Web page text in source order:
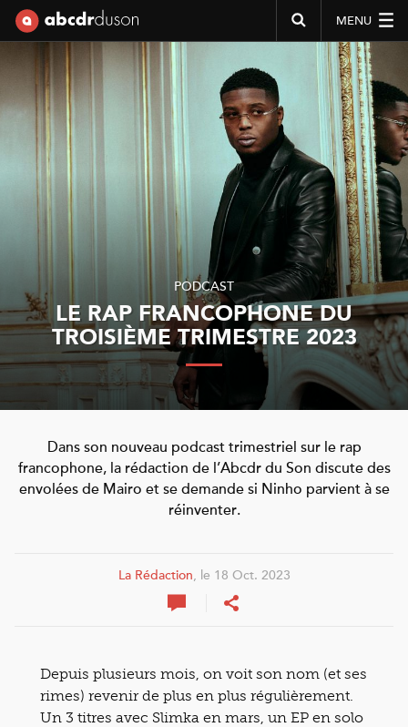
MENU
PODCAST
LE RAP FRANCOPHONE DU
TROISIÈME TRIMESTRE 2023
Dans son nouveau podcast trimestriel sur le rap
francophone, la rédaction de l’Abcdr du Son discute des
envolées de Mairo et se demande si Ninho parvient à se
réinventer.
La Rédaction, le 18 Oct. 2023
Depuis plusieurs mois, on voit son nom (et ses
rimes) revenir de plus en plus régulièrement.
Un 3 titres avec Slimka en mars, un EP en solo